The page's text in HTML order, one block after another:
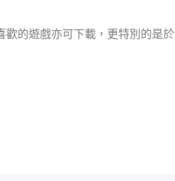
歡的遊戲亦可下載，更特別的是於